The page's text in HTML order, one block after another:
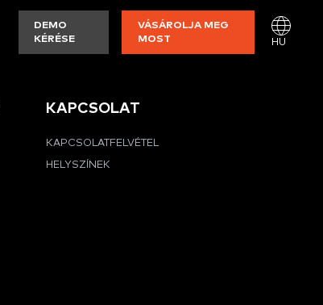
DEMO
KÉRÉSE
VÁSÁROLJA MEG
MOST
HU
KAPCSOLAT
KAPCSOLATFELVÉTEL
HELYSZÍNEK